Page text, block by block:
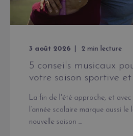
3 août 2026 2 min lecture
5 conseils musicaux
votre saison sportive
La fin de l'été approche, et avec
l’année scolaire marque aussi
nouvelle saison ...